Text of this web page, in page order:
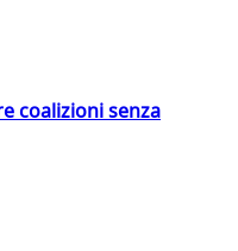
coalizioni senza